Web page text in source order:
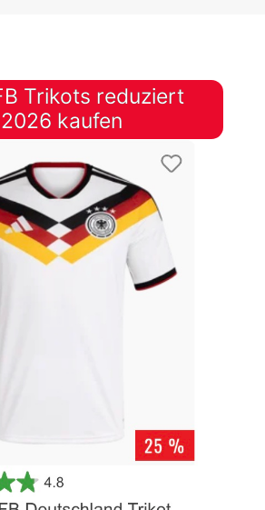
Trikots reduziert
2026 kaufen